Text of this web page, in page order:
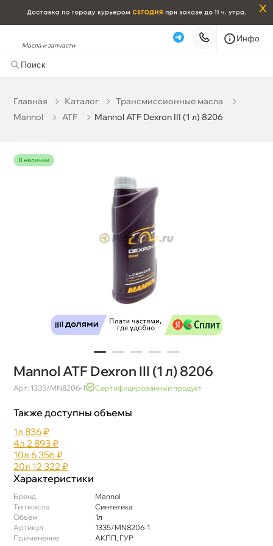
x
Масла и запчасти
Инфо
Главная Катало
Трансмиссионные масла
Mannol
ATF Mannol ATF Dexron III (1 л) 8206
наличии
Mannol ATF Dexron III (1 л) 8206
Арт: 1335/MN8206-1 Сертифицированный продукт
Также доступны объемы
1л 836 ₽
4л 2 893 ₽
10л 6 356 ₽
20л 12 322 ₽
Характеристики
Бренд
Mannol
Тип масла
Синтетика
Объем
1л
Артикул
1335/MN8206-1
Применение
АКПП, ГУР